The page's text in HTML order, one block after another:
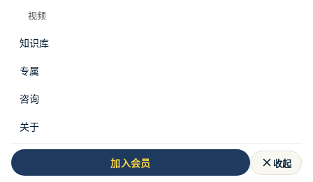
视频
知识库
专属
咨询
关于
加入会员 收起
职场认知
内卷的真相与三个破局策略
数据团队内卷的本质不是竞争激烈，而是所有人都在错误
制，并给出价值聚焦法、影响力杠杆法、网络化生存法三